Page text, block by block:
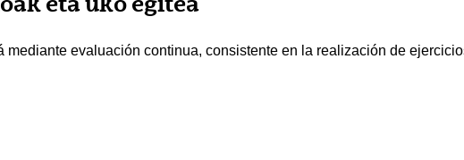
mediante evaluación continua, consistente en la realización de